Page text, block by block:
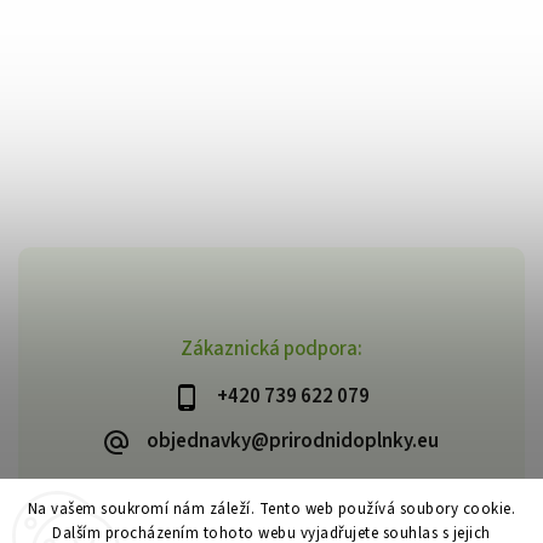
Na vašem soukromí nám záleží. Tento web používá soubory cookie.
Dalším procházením tohoto webu vyjadřujete souhlas s jejich
Zákaznická podpora:
+420 739 622 079
objednavky@prirodnidoplnky.eu